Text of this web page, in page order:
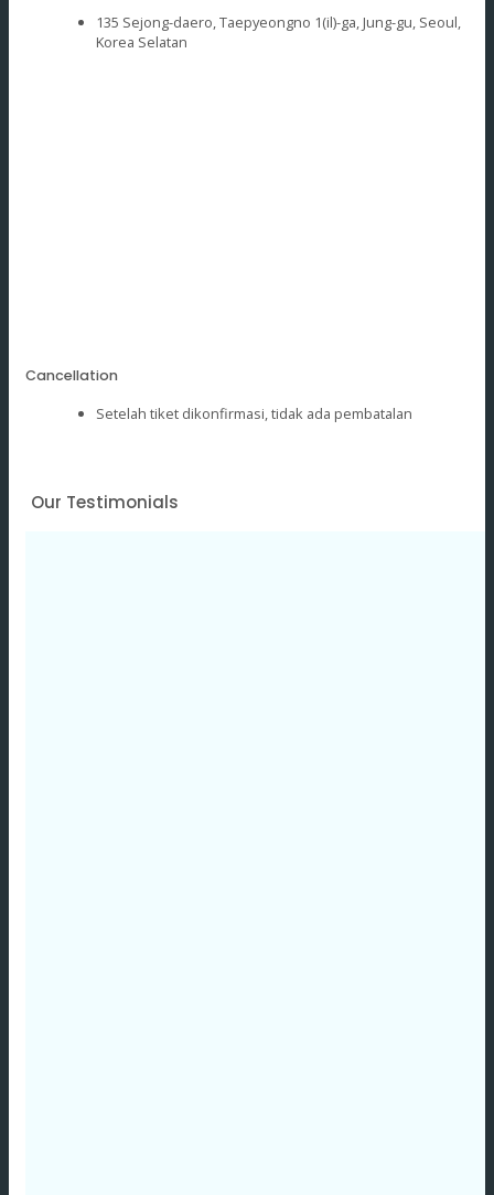
135 Sejong-daero, Taepyeongno 1(il)-ga, Jung-gu, Seoul,
Korea Selatan
Cancellation
Setelah tiket dikonfirmasi, tidak ada pembatalan
Our Testimonials